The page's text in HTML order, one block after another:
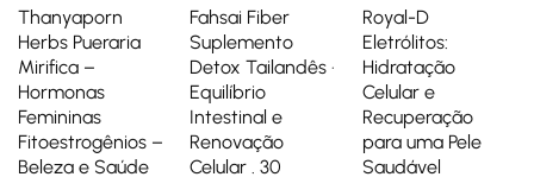
Thanyaporn
Herbs Pueraria
Mirifica –
Hormonas
Femininas
Fitoestrogênios –
Beleza e Saúde
Fahsai Fiber
Suplemento
Detox Tailandês ·
Equilíbrio
Intestinal e
Renovação
Celular . 30
Royal-D
Eletrólitos:
Hidratação
Celular e
Recuperação
para uma Pele
Saudável